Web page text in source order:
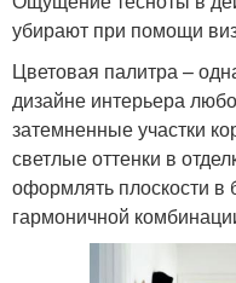
убирают при помощи
Цветовая палитра –
дизайне интерьера
затемненные участки
светлые оттенки в
оформлять плоскости в
гармоничной